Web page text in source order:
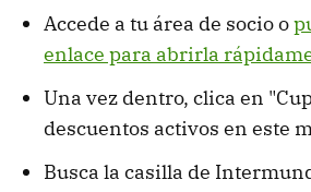
Accede a tu área de socio o
enlace para abrirla
Una vez dentro, clica en
descuentos activos en este
Busca la casilla de